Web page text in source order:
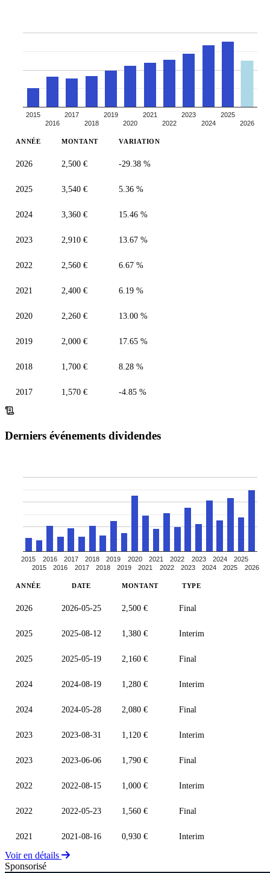
2015
2016
2017
2018
2019
2020
2021
2022
2023
2024
2025
2026
ANNÉE MONTANT VARIATION
2026 2,500 € -29.38 %
2025 3,540 € 5.36 %
2024 3,360 € 15.46 %
2023 2,910 € 13.67 %
2022 2,560 € 6.67 %
2021 2,400 € 6.19 %
2020 2,260 € 13.00 %
2019 2,000 € 17.65 %
2018 1,700 € 8.28 %
2017 1,570 € -4.85 %
Derniers événements dividendes
2015
2015
2016
2016
2017
2017
2018
2018
2019
2019
2020
2021
2021
2022
2022
2023
2023
2024
2024
2025
2025
2026
ANNÉE DATE MONTANT TYPE
2026 2026-05-25 2,500 € Final
2025 2025-08-12 1,380 € Interim
2025 2025-05-19 2,160 € Final
2024 2024-08-19 1,280 € Interim
2024 2024-05-28 2,080 € Final
2023 2023-08-31 1,120 € Interim
2023 2023-06-06 1,790 € Final
2022 2022-08-15 1,000 € Interim
2022 2022-05-23 1,560 € Final
2021 2021-08-16 0,930 € Interim
Voir en détails
Sponsorisé